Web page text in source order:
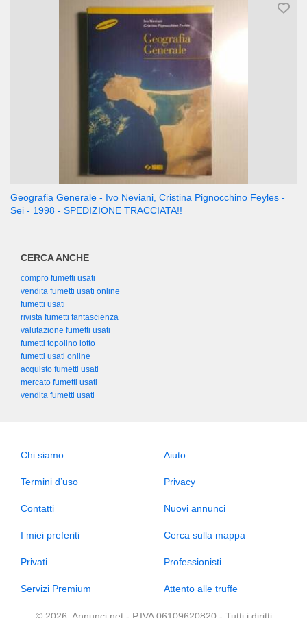
Geografia Generale - Ivo Neviani, Cristina Pignocchino Feyles -
Sei - 1998 - SPEDIZIONE TRACCIATA!!
CERCA ANCHE
compro fumetti usati
vendita fumetti usati online
fumetti usati
rivista fumetti fantascienza
valutazione fumetti usati
fumetti topolino lotto
fumetti usati online
acquisto fumetti usati
mercato fumetti usati
vendita fumetti usati
Chi siamo Aiuto
Termini d’uso Privacy
Contatti Nuovi annunci
I miei preferiti Cerca sulla mappa
Privati Professionisti
Servizi Premium Attento alle truffe